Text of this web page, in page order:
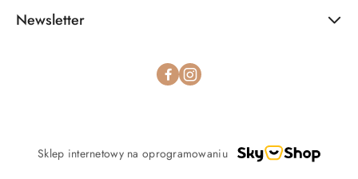
Newsletter
Sklep internetowy na oprogramowaniu